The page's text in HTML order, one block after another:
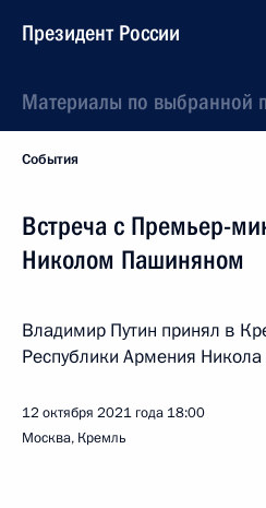
Президент России
Материалы по выбранной
События
Встреча с Премьер-
Николом Пашиняном
Владимир Путин принял в
Республики Армения
12 октября 2021 года 18:00
Москва, Кремль